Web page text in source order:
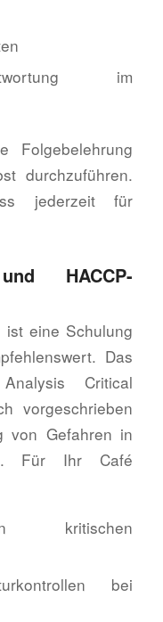
im
durchzuführen.
jederzeit für
HACCP-
ist eine Schulung
Das
Critical
vorgeschrieben
von Gefahren in
Für Ihr Café
kritischen
bei